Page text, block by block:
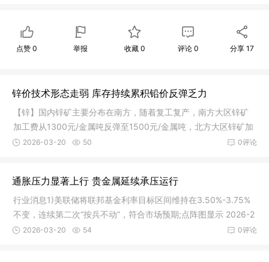
点赞0 举报 收藏 0 评论0 分享17
锌价技术形态走弱 库存持续累积铅价反弹乏力
【锌】国内锌矿主要分布在南方，随着复工复产，南方大区锌矿
加工费从1300元/金属吨反弹至1500元/金属吨，北方大区锌矿加
工费维持
0评论
2026-03-20 50
通胀压力显著上行 贵金属延续承压运行
行业消息1)美联储将联邦基金利率目标区间维持在3.50%-3.75%
不变，连续第二次“按兵不动”，符合市场预期;点阵图显示 2026-2
027年
0评论
2026-03-20 54